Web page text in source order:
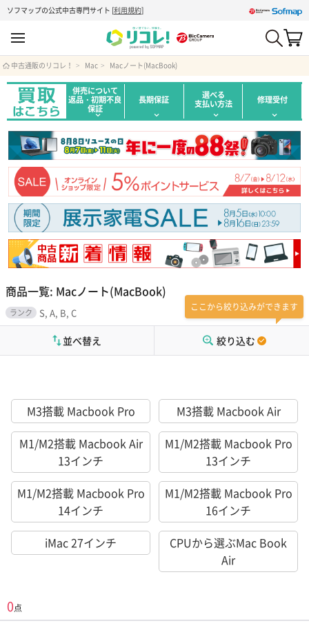
ソフマップの公式中古専門サイト [利用規約]
中古通販のリコレ！ Mac Macノート(MacBook)
併売について
返品・初期不良
保証
長期保証 選べる
支払い方法 修理受付
商品一覧: Macノート(MacBook)
ランク S, A, B, C ここから絞り込みができます
絞り込む
並べ替え
M3搭載 Macbook Pro
M3搭載 Macbook Air
M1/M2搭載 Macbook Air
13インチ
M1/M2搭載 Macbook Pro
13インチ
M1/M2搭載 Macbook Pro
14インチ
M1/M2搭載 Macbook Pro
16インチ
iMac 27インチ
CPUから選ぶMac Book
Air
0点